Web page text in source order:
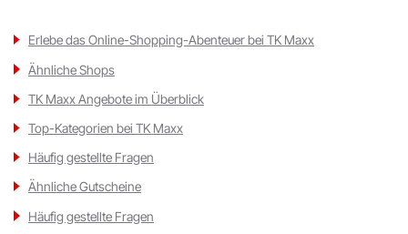
Erlebe das Online-Shopping-Abenteuer bei TK Maxx
Ähnliche Shops
TK Maxx Angebote im Überblick
Top-Kategorien bei TK Maxx
Häufig gestellte Fragen
Ähnliche Gutscheine
Häufig gestellte Fragen